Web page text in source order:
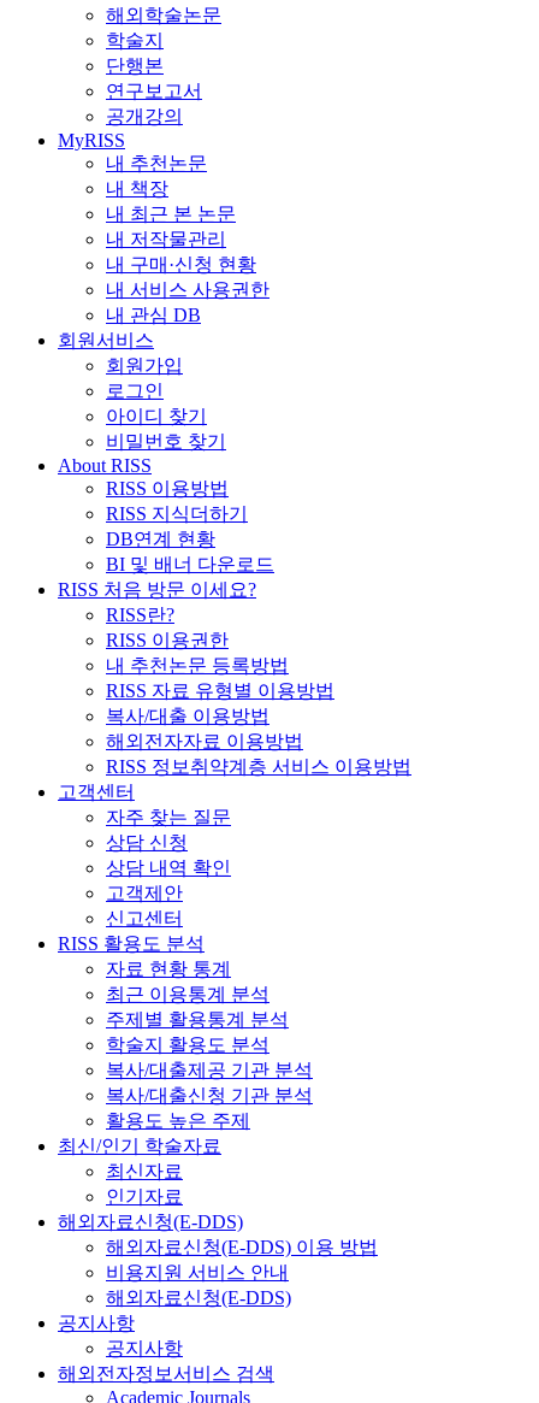
해외학술논문
학술지
단행본
연구보고서
공개강의
MyRISS
내 추천논문
내 책장
내 최근 본 논문
내 저작물관리
내 구매·신청 현황
내 서비스 사용권한
내 관심 DB
회원서비스
회원가입
로그인
아이디 찾기
비밀번호 찾기
About RISS
RISS 이용방법
RISS 지식더하기
DB연계 현황
BI 및 배너 다운로드
RISS 처음 방문 이세요?
RISS란?
RISS 이용권한
내 추천논문 등록방법
RISS 자료 유형별 이용방법
복사/대출 이용방법
해외전자자료 이용방법
RISS 정보취약계층 서비스 이용방법
고객센터
자주 찾는 질문
상담 신청
상담 내역 확인
고객제안
신고센터
RISS 활용도 분석
자료 현황 통계
최근 이용통계 분석
주제별 활용통계 분석
학술지 활용도 분석
복사/대출제공 기관 분석
복사/대출신청 기관 분석
활용도 높은 주제
최신/인기 학술자료
최신자료
인기자료
해외자료신청(E-DDS)
해외자료신청(E-DDS) 이용 방법
비용지원 서비스 안내
해외자료신청(E-DDS)
공지사항
공지사항
해외전자정보서비스 검색
Academic Journals